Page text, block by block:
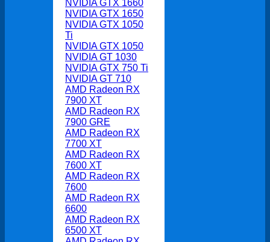
NVIDIA GTX 1660
NVIDIA GTX 1650
NVIDIA GTX 1050
Ti
NVIDIA GTX 1050
NVIDIA GT 1030
NVIDIA GTX 750 Ti
NVIDIA GT 710
AMD Radeon RX
7900 XT
AMD Radeon RX
7900 GRE
AMD Radeon RX
7700 XT
AMD Radeon RX
7600 XT
AMD Radeon RX
7600
AMD Radeon RX
6600
AMD Radeon RX
6500 XT